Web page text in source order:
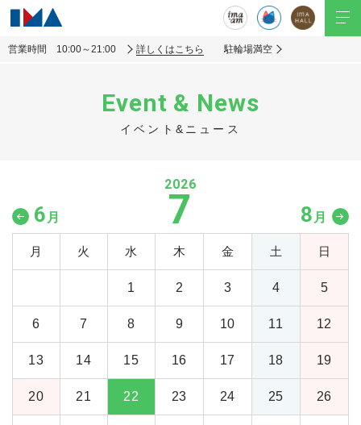
営業時間 10:00～21:00 詳しくはこちら 駐輪場満空
Event & News
イベント&ニュース
6 月
2026
7 8 月
月 火 水 木 金 土 日
1 2 3 4 5
6 7 8 9 10 11 12
13 14 15 16 17 18 19
20 21 22 23 24 25 26